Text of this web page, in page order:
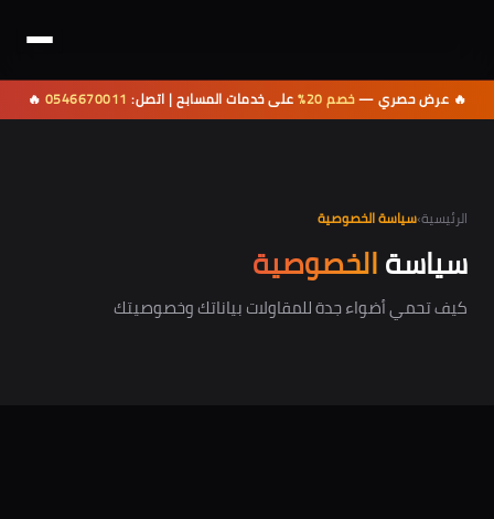
🔥 عرض حصري —خصم 20% على خدمات المسابح | اتصل: 0546670011
🔥
الرئيسية›سياسة الخصوصية
سياسةالخصوصية
كيف تحمي أضواء جدة للمقاولات بياناتك وخصوصيتك